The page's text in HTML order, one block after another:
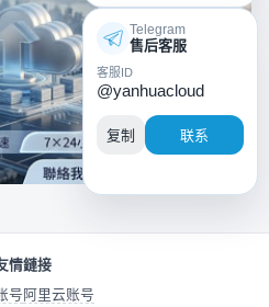
情鏈接
号阿里云账号
Telegram
售后客服
客服ID
@yanhuacloud
复制 联系